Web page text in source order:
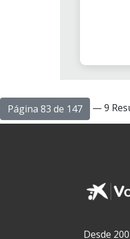
Página 83 de 147 — 9
Desde